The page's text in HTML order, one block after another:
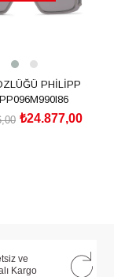
PHİLİPP
₺24.877,00
ve
Kargo